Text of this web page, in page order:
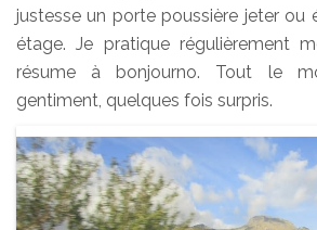
justesse un porte poussière jeter ou
étage. Je pratique régulièrement
résume à bonjourno. Tout le
gentiment, quelques fois surpris.